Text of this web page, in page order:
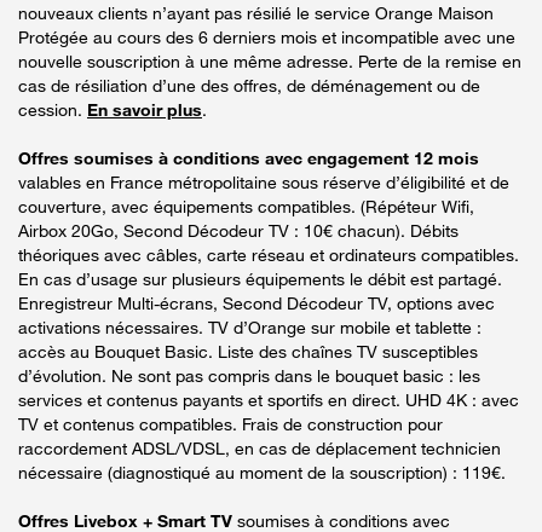
nouveaux clients n’ayant pas résilié le service Orange Maison
Protégée au cours des 6 derniers mois et incompatible avec une
nouvelle souscription à une même adresse. Perte de la remise en
cas de résiliation d’une des offres, de déménagement ou de
cession. En savoir plus.
Offres soumises à conditions avec engagement 12 mois
valables en France métropolitaine sous réserve d’éligibilité et de
couverture, avec équipements compatibles. (Répéteur Wifi,
Airbox 20Go, Second Décodeur TV : 10€ chacun). Débits
théoriques avec câbles, carte réseau et ordinateurs compatibles.
En cas d’usage sur plusieurs équipements le débit est partagé.
Enregistreur Multi-écrans, Second Décodeur TV, options avec
activations nécessaires. TV d’Orange sur mobile et tablette :
accès au Bouquet Basic. Liste des chaînes TV susceptibles
d’évolution. Ne sont pas compris dans le bouquet basic : les
services et contenus payants et sportifs en direct. UHD 4K : avec
TV et contenus compatibles. Frais de construction pour
raccordement ADSL/VDSL, en cas de déplacement technicien
nécessaire (diagnostiqué au moment de la souscription) : 119€.
Offres Livebox + Smart TV soumises à conditions avec